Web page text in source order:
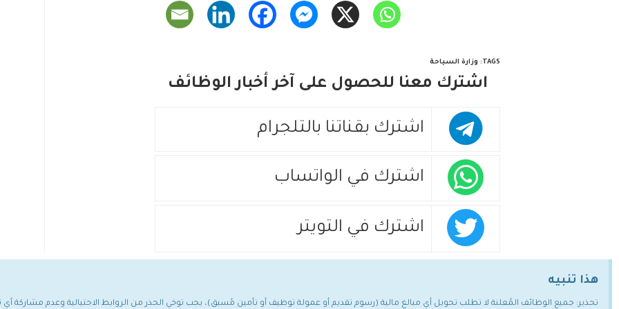
TAGS
: وزارة السياحة
اشترك معنا للحصول على آخر أخبار الوظائف
اشترك بقناتنا بالتلجرام
اشترك في الواتساب
اشترك في التويتر
هذا تنبيه
تحذير: جميع الوظائف المُعلنة لا تطلب تحويل أي مبالغ مالية (رسوم تقديم أو عمولة توظيف أو تأمين مُسبق)، يجب توخي الحذر من الروابط الاحتيالية وعدم مشاركة